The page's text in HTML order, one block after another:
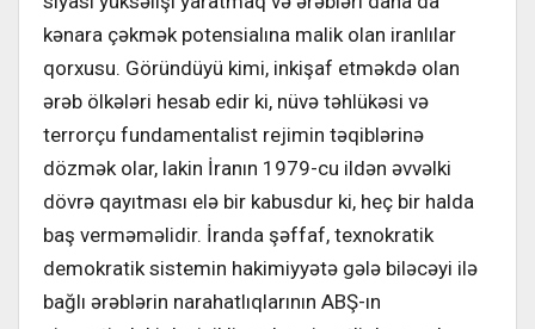
kənara çəkmək potensialına malik olan iranlılar
qorxusu. Göründüyü kimi, inkişaf etməkdə olan
ərəb ölkələri hesab edir ki, nüvə təhlükəsi və
terrorçu fundamentalist rejimin təqiblərinə
dözmək olar, lakin İranın 1979-cu ildən əvvəlki
dövrə qayıtması elə bir kabusdur ki, heç bir halda
baş verməməlidir. İranda şəffaf, texnokratik
demokratik sistemin hakimiyyətə gələ biləcəyi ilə
bağlı ərəblərin narahatlıqlarının ABŞ-ın